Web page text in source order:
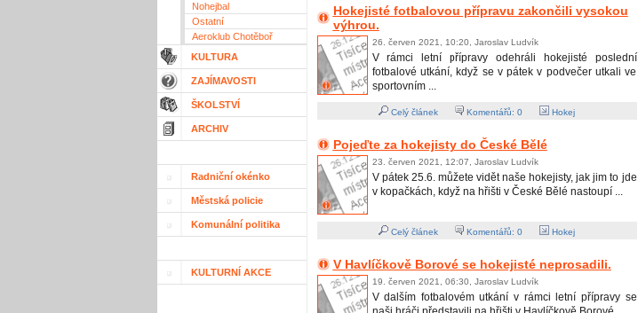
Nohejbal
Ostatní
Aeroklub Chotěboř
KULTURA
ZAJÍMAVOSTI
ŠKOLSTVÍ
ARCHIV
Radniční okénko
Městská policie
Komunální politika
KULTURNÍ AKCE
Hokejisté fotbalovou přípravu zakončili vysokou
výhrou.
26. červen 2021, 10:20, Jaroslav Ludvík
V rámci letní přípravy odehráli hokejisté poslední
fotbalové utkání, když se v pátek v podvečer utkali ve
sportovním ...
Celý článek Komentářů: 0 Hokej
Pojeďte za hokejisty do České Bělé
23. červen 2021, 12:07, Jaroslav Ludvík
V pátek 25.6. můžete vidět naše hokejisty, jak jim to jde
v kopačkách, když na hřišti v České Bělé nastoupí ...
Celý článek Komentářů: 0 Hokej
V Havlíčkově Borové se hokejisté neprosadili.
19. červen 2021, 06:30, Jaroslav Ludvík
V dalším fotbalovém utkání v rámci letní přípravy se